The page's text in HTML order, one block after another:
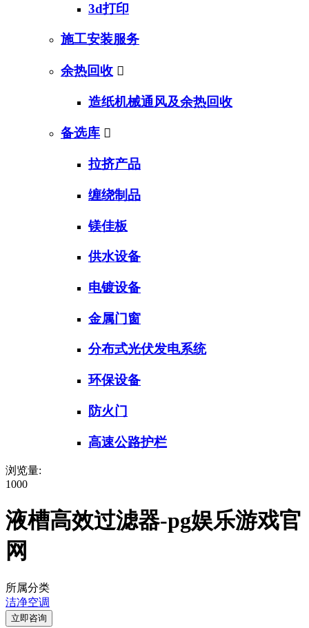
3d打印
施工安装服务
余热回收 
造纸机械通风及余热回收
备选库 
拉挤产品
缠绕制品
镁佳板
供水设备
电镀设备
金属门窗
分布式光伏发电系统
环保设备
防火门
高速公路护栏
浏览量:
1000
液槽高效过滤器-pg娱乐游戏官
网
所属分类
洁净空调
立即咨询